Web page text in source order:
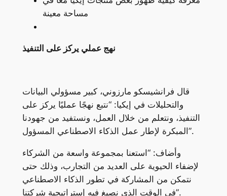
مساحة معينة
نهج عملي يركز على التنفيذ
قال فرانشيسكو مارزوني، كبير مسؤولي البيانات
والتحليلات في إيكيا: “نتبع نهجًا عمليًا يركز على
التنفيذ، ونتعلم من خلال العمل، ونستفيد من جهودنا
المبكرة لإطار عمل الذكاء الاصطناعي المسؤول”.
وأضاف: “استعنا بمجموعة واسعة من الشركاء
لإضفاء الحيوية على العديد من التجارب، وذلك حتى
نتمكن من المشاركة في تطور الذكاء الاصطناعي
في الوقت الذي نصيغ فيه إستراتيجية شركتنا”.